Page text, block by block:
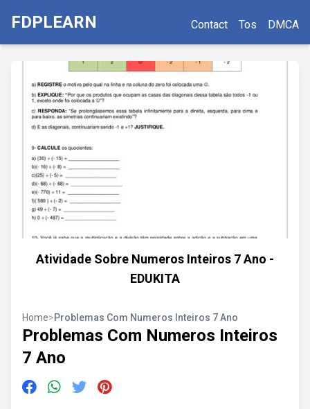
FDPLEARN Contact Tos DMCA
Atividade Sobre Numeros Inteiros 7 Ano -
EDUKITA
Home>Problemas Com Numeros Inteiros 7 Ano
Problemas Com Numeros Inteiros
7 Ano